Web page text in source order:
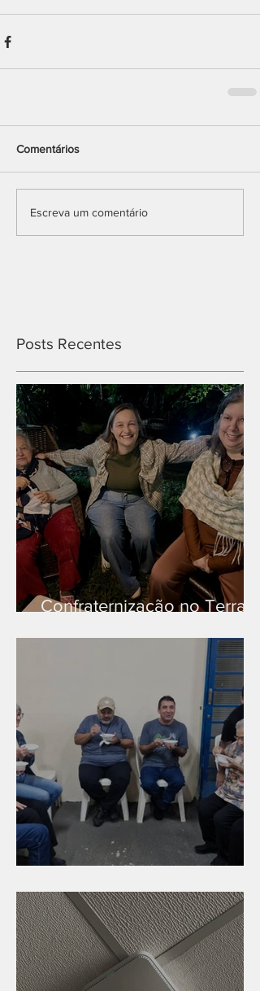
Comentários
Escreva um comentário
Posts Recentes
Confraternização no Terra